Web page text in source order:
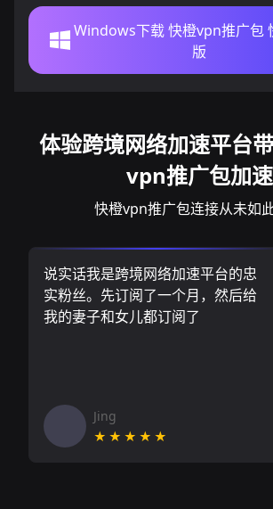
Windows下载 快橙vpn推广包
版
体验跨境网络加速平台
vpn推广包加速
快橙vpn推广包连接从未如
说实话我是跨境网络加速平台的忠
实粉丝。先订阅了一个月，然后给
我的妻子和女儿都订阅了
Jing
★★★★★